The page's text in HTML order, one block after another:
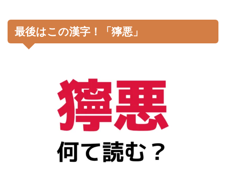
最後はこの漢字！「獰悪」